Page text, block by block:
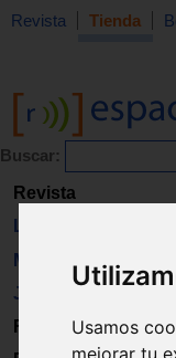
Usamos
mejorar tu
Revista Tienda
Buscar:
Revista
Libros
Material
Juguetes
Formación